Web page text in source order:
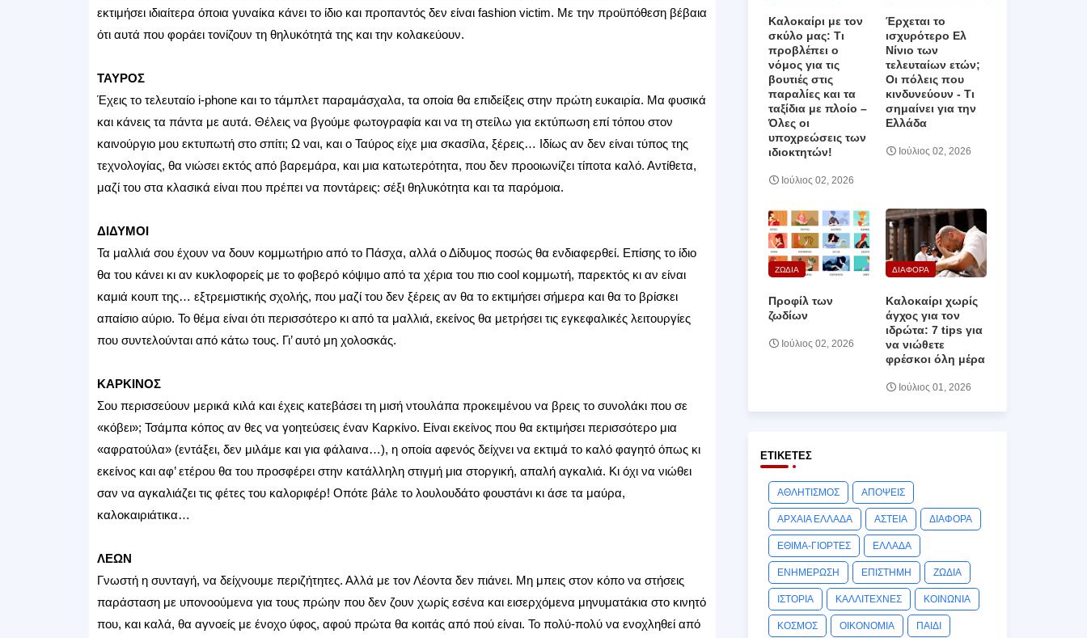
εκτιμήσει ιδιαίτερα όποια γυναίκα κάνει το ίδιο και προπαντός δεν είναι fashion victim. Με την προϋπόθεση βέβαια
ότι αυτά που φοράει τονίζουν τη θηλυκότητά της και την κολακεύουν.
ΤΑΥΡΟΣ
Έχεις το τελευταίο i-phone και το τάμπλετ παραμάσχαλα, τα οποία θα επιδείξεις στην πρώτη ευκαιρία. Μα φυσικά
και κάνεις τα πάντα με αυτά. Θέλεις να βγούμε φωτογραφία και να τη στείλω για εκτύπωση επί τόπου στον
καινούργιο μου εκτυπωτή στο σπίτι; Ω ναι, και ο Ταύρος είχε μια σκασίλα, ξέρεις… Ιδίως αν δεν είναι τύπος της
τεχνολογίας, θα νιώσει εκτός από βαρεμάρα, και μια κατωτερότητα, που δεν προοιωνίζει τίποτα καλό. Αντίθετα,
μαζί του στα κλασικά είναι που πρέπει να ποντάρεις: σέξι θηλυκότητα και τα παρόμοια.
ΔΙΔΥΜΟΙ
Τα μαλλιά σου έχουν να δουν κομμωτήριο από το Πάσχα, αλλά ο Δίδυμος ποσώς θα ενδιαφερθεί. Επίσης το ίδιο
θα του κάνει κι αν κυκλοφορείς με το φοβερό κόψιμο από τα χέρια του πιο cool κομμωτή, παρεκτός κι αν είναι
καμιά κουπ της… εξτρεμιστικής σχολής, που μαζί του δεν ξέρεις αν θα το εκτιμήσει σήμερα και θα το βρίσκει
απαίσιο αύριο. Το θέμα είναι ότι περισσότερο κι από τα μαλλιά, εκείνος θα μετρήσει τις εγκεφαλικές λειτουργίες
που συντελούνται από κάτω τους. Γι’ αυτό μη χολοσκάς.
ΚΑΡΚΙΝΟΣ
Σου περισσεύουν μερικά κιλά και έχεις κατεβάσει τη μισή ντουλάπα προκειμένου να βρεις το συνολάκι που σε
«κόβει»; Τσάμπα κόπος αν θες να γοητεύσεις έναν Καρκίνο. Είναι εκείνος που θα εκτιμήσει περισσότερο μια
«αφρατούλα» (εντάξει, δεν μιλάμε και για φάλαινα…), η οποία αφενός δείχνει να εκτιμά το καλό φαγητό όπως κι
εκείνος και αφ’ ετέρου θα του προσφέρει στην κατάλληλη στιγμή μια στοργική, απαλή αγκαλιά. Κι όχι να νιώθει
σαν να αγκαλιάζει τις φέτες του καλοριφέρ! Οπότε βάλε το λουλουδάτο φουστάνι κι άσε τα μαύρα,
καλοκαιριάτικα…
ΛΕΩΝ
Γνωστή η συνταγή, να δείχνουμε περιζήτητες. Αλλά με τον Λέοντα δεν πιάνει. Μη μπεις στον κόπο να στήσεις
παράσταση με υπονοούμενα για τους πρώην που δεν ζουν χωρίς εσένα και εισερχόμενα μηνυματάκια στο κινητό
που, και καλά, θα αγνοείς με ένοχο ύφος, αφού πρώτα θα κοιτάς από πού είναι. Το πολύ-πολύ να ενοχληθεί από
Καλοκαίρι με τον
σκύλο μας: Τι
προβλέπει ο
νόμος για τις
βουτιές στις
παραλίες και τα
ταξίδια με πλοίο –
Όλες οι
υποχρεώσεις των
ιδιοκτητών!
Ιούλιος 02, 2026
Έρχεται το
ισχυρότερο Ελ
Νίνιο των
τελευταίων ετών;
Οι πόλεις που
κινδυνεύουν ‑ Τι
σημαίνει για την
Ελλάδα
Ιούλιος 02, 2026
ΖΩΔΙΑ
Προφίλ των
ζωδίων
Ιούλιος 02, 2026
ΔΙΑΦΟΡΑ
Καλοκαίρι χωρίς
άγχος για τον
ιδρώτα: 7 tips για
να νιώθετε
φρέσκοι όλη μέρα
Ιούλιος 01, 2026
ΕΤΙΚΈΤΕΣ
ΑΘΛΗΤΙΣΜΟΣ ΑΠΟΨΕΙΣ
ΑΡΧΑΙΑ ΕΛΛΑΔΑ ΑΣΤΕΙΑ ΔΙΑΦΟΡΑ
ΕΘΙΜΑ-ΓΙΟΡΤΕΣ ΕΛΛΑΔΑ
ΕΝΗΜΕΡΩΣΗ ΕΠΙΣΤΗΜΗ ΖΩΔΙΑ
ΙΣΤΟΡΙΑ ΚΑΛΛΙΤΕΧΝΕΣ ΚΟΙΝΩΝΙΑ
ΚΟΣΜΟΣ ΟΙΚΟΝΟΜΙΑ ΠΑΙΔΙ